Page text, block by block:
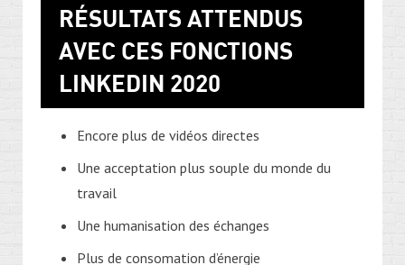
RÉSULTATS ATTENDUS
AVEC CES FONCTIONS
LINKEDIN 2020
Encore plus de vidéos directes
Une acceptation plus souple du monde du
travail
Une humanisation des échanges
Plus de consomation d’énergie